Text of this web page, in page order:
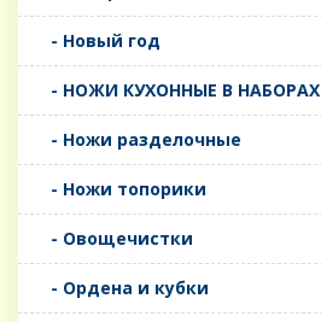
- Новый год
- НОЖИ КУХОННЫЕ В НАБОРАХ
- Ножи разделочные
- Ножи топорики
- Овощечистки
- Ордена и кубки